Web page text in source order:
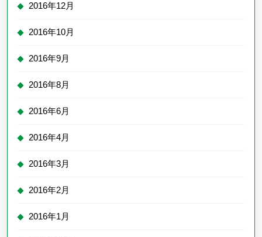
2016年12月
2016年10月
2016年9月
2016年8月
2016年6月
2016年4月
2016年3月
2016年2月
2016年1月